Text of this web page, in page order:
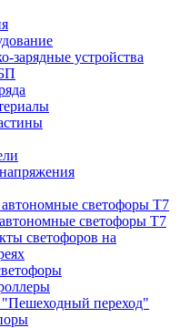
зарядные устройства
светофоры Т7
светофоры Т7
светофоров на
переход"